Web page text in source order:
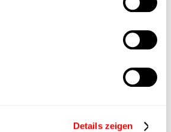
Details zeigen